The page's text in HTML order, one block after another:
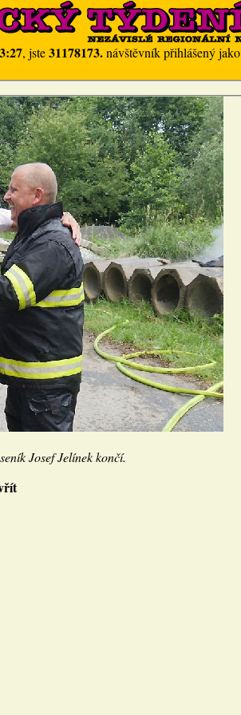
, jste31178173.návštěvník přihlášený jako
Josef Jelínek končí.